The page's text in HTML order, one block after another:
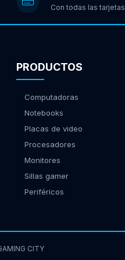
Con todas las tarjetas
PRODUCTOS
Computadoras
Notebooks
Placas de video
Procesadores
Monitores
Sillas gamer
Periféricos
CITY